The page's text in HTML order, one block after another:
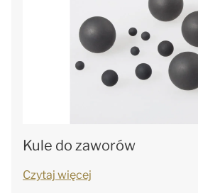
Kule do zaworów
Czytaj więcej